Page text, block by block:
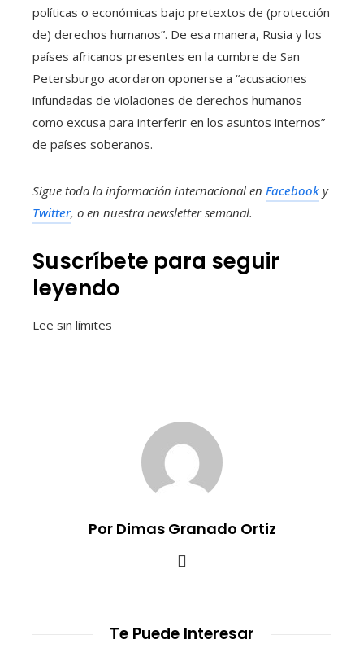
políticas o económicas bajo pretextos de (protección
de) derechos humanos”. De esa manera, Rusia y los
países africanos presentes en la cumbre de San
Petersburgo acordaron oponerse a “acusaciones
infundadas de violaciones de derechos humanos
como excusa para interferir en los asuntos internos”
de países soberanos.
Sigue toda la información internacional en Facebook y
Twitter, o en nuestra newsletter semanal.
Suscríbete para seguir
leyendo
Lee sin límites
Por Dimas Granado Ortiz
Te Puede Interesar